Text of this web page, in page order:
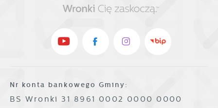
Nr konta bankowego Gminy:
BS Wronki 31 8961 0002 0000 0000